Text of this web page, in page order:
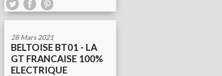
28 Mars 2021
BELTOISE BT01 - LA
GT FRANCAISE 100%
ELECTRIQUE